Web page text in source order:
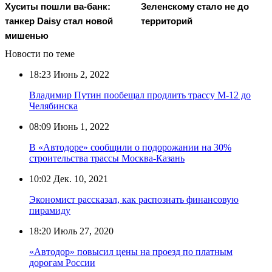
Хуситы пошли ва-банк:
танкер Daisy стал новой
мишенью
Зеленскому стало не до
территорий
Новости по теме
18:23 Июнь 2, 2022
Владимир Путин пообещал продлить трассу М-12 до
Челябинска
08:09 Июнь 1, 2022
В «Автодоре» сообщили о подорожании на 30%
строительства трассы Москва-Казань
10:02 Дек. 10, 2021
Экономист рассказал, как распознать финансовую
пирамиду
18:20 Июль 27, 2020
«Автодор» повысил цены на проезд по платным
дорогам России